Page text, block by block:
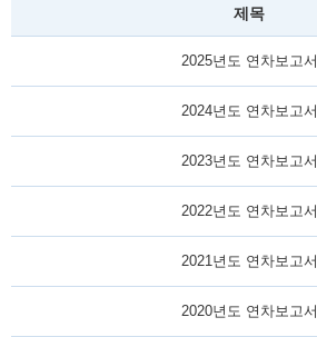
제목
2025년도 연차보고서
2024년도 연차보고서
2023년도 연차보고서
2022년도 연차보고서
2021년도 연차보고서
2020년도 연차보고서